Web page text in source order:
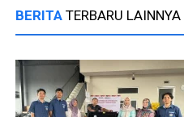
BERITA TERBARU LAINNYA